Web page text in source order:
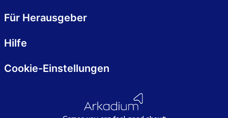
Für Herausgeber
Hilfe
Cookie-Einstellungen